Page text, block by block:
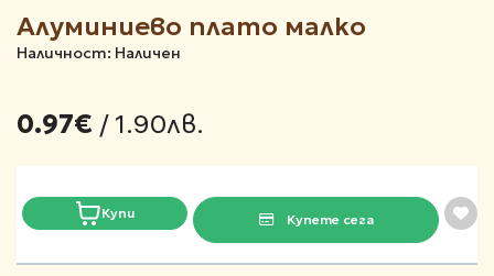
Алуминиево плато малко
Наличност: Наличен
0.97€ / 1.90лв.
Купи Купете сега